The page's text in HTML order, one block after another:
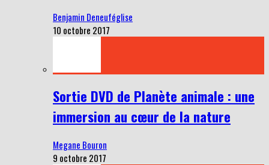
Benjamin Deneuféglise
10 octobre 2017
Sortie DVD de Planète animale : une
immersion au cœur de la nature
Megane Bouron
9 octobre 2017